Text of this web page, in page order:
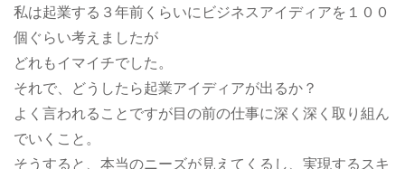
私は起業する３年前くらいにビジネスアイディアを１００
個ぐらい考えましたが
どれもイマイチでした。
それで、どうしたら起業アイディアが出るか？
よく言われることですが目の前の仕事に深く深く取り組ん
でいくこと。
そうすると、本当のニーズが見えてくるし、実現するスキ